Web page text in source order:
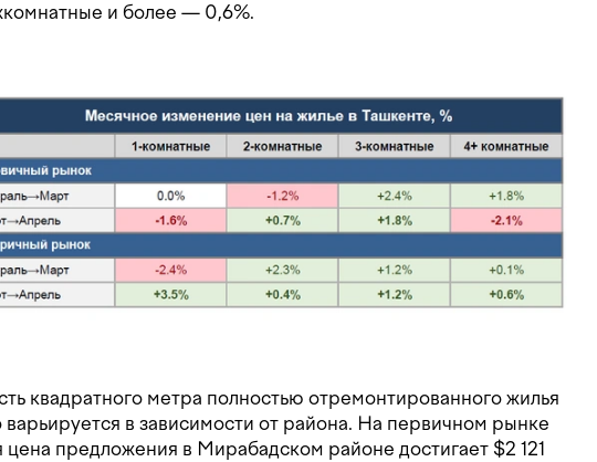
и более — 0,6%.
квадратного метра полностью отремонтированного жилья
варьируется в зависимости от района. На первичном рынке
цена предложения в Мирабадском районе достигает $2 121